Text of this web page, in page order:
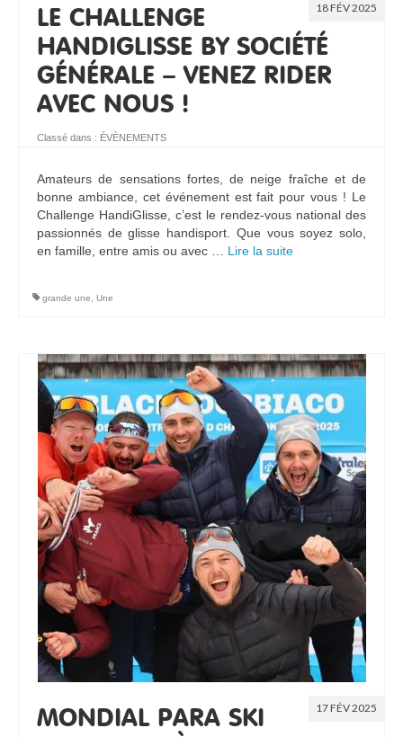
18 FÉV 2025
LE CHALLENGE
HANDIGLISSE BY SOCIÉTÉ
GÉNÉRALE – VENEZ RIDER
AVEC NOUS !
Classé dans : ÉVÈNEMENTS
Amateurs de sensations fortes, de neige fraîche et de
bonne ambiance, cet événement est fait pour vous ! Le
Challenge HandiGlisse, c’est le rendez-vous national des
passionnés de glisse handisport. Que vous soyez solo,
en famille, entre amis ou avec … Lire la suite­­
grande une, Une
17 FÉV 2025
MONDIAL PARA SKI